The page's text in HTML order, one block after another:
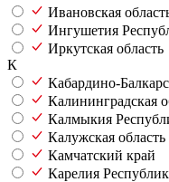
Ивановская
Ингушетия
Иркутская область
К
Кабардино-
Калининградская
Калмыкия
Калужская область
Камчатский край
Карелия